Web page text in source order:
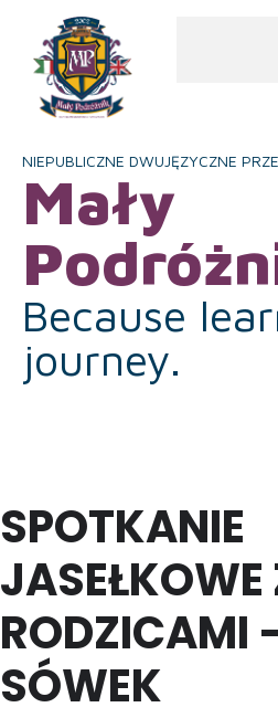
NIEPUBLICZNE DWUJĘZYCZNE
Mały
Because
journey.
SPOTKANIE
JASEŁKOWE
RODZICAMI
SÓWEK